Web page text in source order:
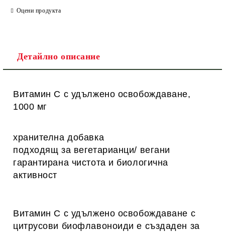
Ние ще се свържем с вас в рамките на работния ден.
Оцени продукта
Детайлно описание
Витамин C с удължено освобождаване,
1000 мг
хранителна добавка
подходящ за вегетарианци/ вегани
гарантирана чистота и биологична
активност
Витамин С с удължено освобождаване с
цитрусови биофлавоноиди е създаден за